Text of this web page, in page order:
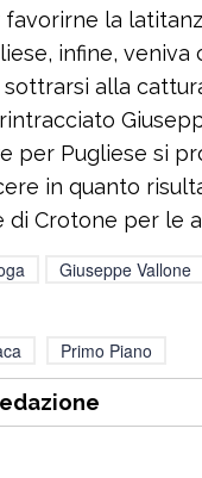
la
infine,
alla
per Pugliese si
in quanto
di Crotone per le
Giuseppe Vallone
Primo Piano